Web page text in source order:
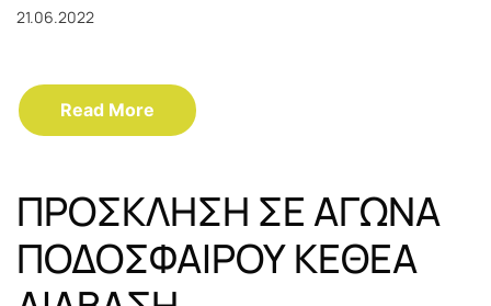
21.06.2022
Read More
ΠΡΟΣΚΛΗΣΗ ΣΕ ΑΓΩΝΑ
ΠΟΔΟΣΦΑΙΡΟΥ ΚΕΘΕΑ